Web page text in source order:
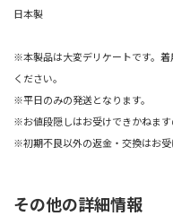
日本製
※本製品は大変デリケートです。
ください。
※平日のみの発送となります。
※お値段隠しはお受けできかねます
※初期不良以外の返金・交換はお受
その他の詳細情報